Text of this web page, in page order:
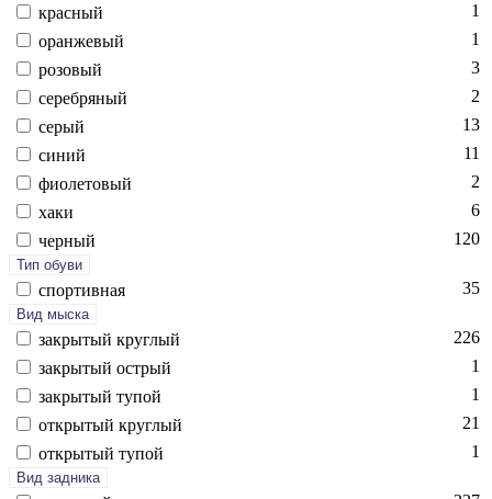
крас­ный
1
оран­же­вый
1
ро­зовый
3
се­реб­ря­ный
2
се­рый
13
си­ний
11
фи­оле­товый
2
ха­ки
6
чер­ный
120
Тип обуви
спор­тивная 35
Вид мыска
зак­ры­тый круг­лый
226
зак­ры­тый ост­рый
1
зак­ры­тый ту­пой
1
отк­ры­тый круг­лый
21
отк­ры­тый ту­пой
1
Вид задника